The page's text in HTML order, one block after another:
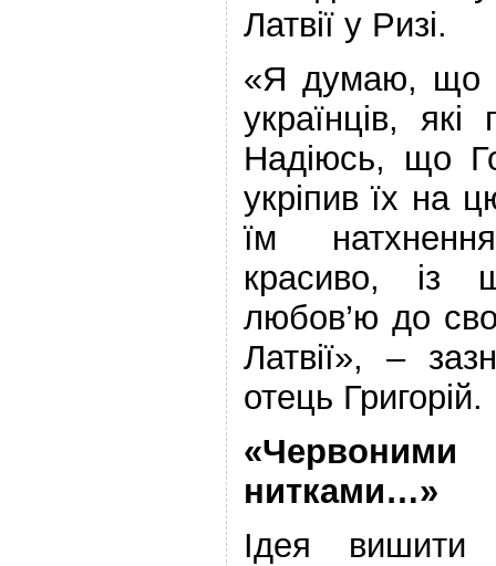
Латвії у Ризі.
«Я думаю, що
українців,
Надіюсь, що
укріпив їх на
їм
красиво,
любов’ю до
Латвії», –
отець Григорій.
нитками…»
Ідея вишити